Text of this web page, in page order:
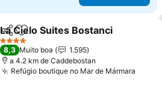
PartilharAdicionar aos favoritos
La Cielo Suites Bostanci
4 Estrelas
8,3 Muito boa
1.595
a 4.2 km de Caddebostan
Refúgio boutique no Mar de Mármara